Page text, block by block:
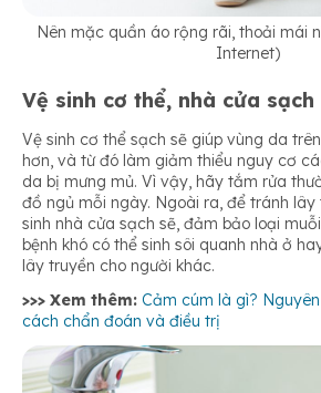
Nên mặc quần áo rộng rãi, thoải mái
Internet)
Vệ sinh cơ thể, nhà cửa sạch
Vệ sinh cơ thể sạch sẽ giúp vùng da
hơn, và từ đó làm giảm thiểu nguy cơ
da bị mưng mủ. Vì vậy, hãy tắm rửa
đồ ngủ mỗi ngày. Ngoài ra, để tránh lây
sinh nhà cửa sạch sẽ, đảm bảo loại
bệnh khó có thể sinh sôi quanh nhà ở
lây truyền cho người khác.
>>> Xem thêm: Cảm cúm là gì?
cách chẩn đoán và điều trị